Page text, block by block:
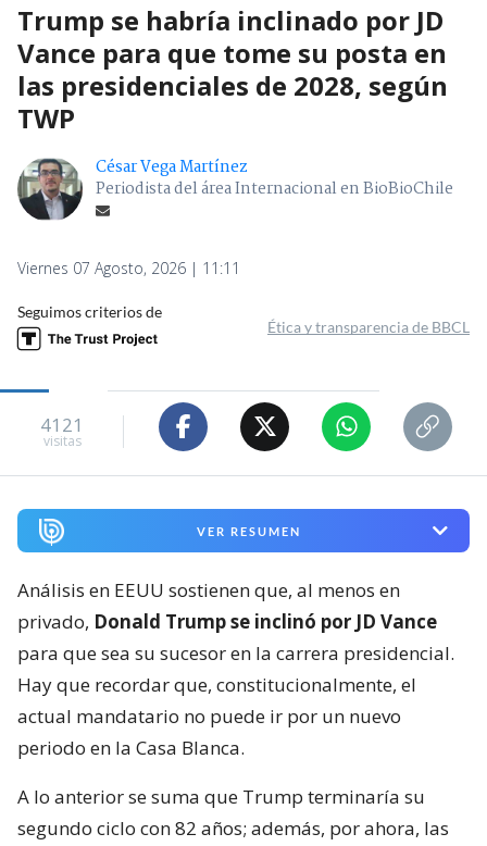
Trump se habría inclinado por JD
Vance para que tome su posta en
las presidenciales de 2028, según
TWP
César Vega Martínez
Periodista del área Internacional en BioBioChile
Viernes 07 Agosto, 2026 | 11:11
Seguimos criterios de
Ética y transparencia de BBCL
4121
visitas
VER RESUMEN
Análisis en EEUU sostienen que, al menos en
privado, Donald Trump se inclinó por JD Vance
para que sea su sucesor en la carrera presidencial.
Hay que recordar que, constitucionalmente, el
actual mandatario no puede ir por un nuevo
periodo en la Casa Blanca.
A lo anterior se suma que Trump terminaría su
segundo ciclo con 82 años; además, por ahora, las